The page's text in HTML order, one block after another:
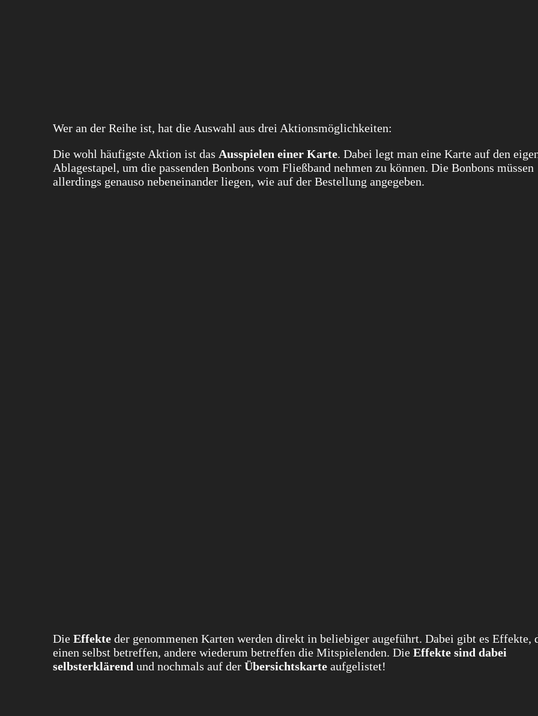
Wer an der Reihe ist, hat die Auswahl aus drei Aktionsmöglichkeiten:
Die wohl häufigste Aktion ist das Ausspielen einer Karte. Dabei legt man eine Karte auf den
Ablagestapel, um die passenden Bonbons vom Fließband nehmen zu können. Die Bonbons müssen
allerdings genauso nebeneinander liegen, wie auf der Bestellung angegeben.
Die Effekte der genommenen Karten werden direkt in beliebiger augeführt. Dabei gibt es Effekte,
einen selbst betreffen, andere wiederum betreffen die Mitspielenden. Die Effekte sind dabei
selbsterklärend und nochmals auf der Übersichtskarte aufgelistet!